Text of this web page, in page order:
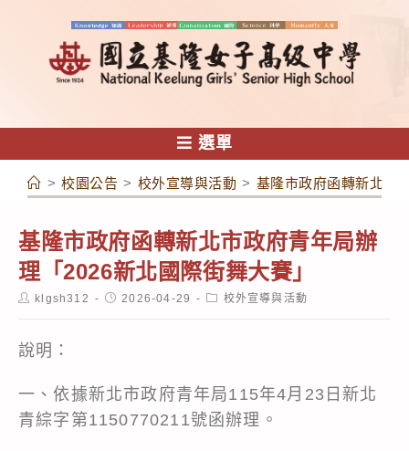
容
選單
> 校園公告 > 校外宣導與活動 > 基隆市政府函轉新北市
基隆市政府函轉新北市政府青年局辦
理「2026新北國際街舞大賽」
Postklgsh312
Post2026-04-29
Post校外宣導與活動
說明：
一、依據新北市政府青年局115年4月23日新北
青綜字第1150770211號函辦理。